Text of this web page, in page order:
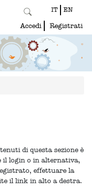
IT EN
Accedi Registrati
di questa sezione è
il login o in alternativa,
effettuare la
il link in alto a destra.